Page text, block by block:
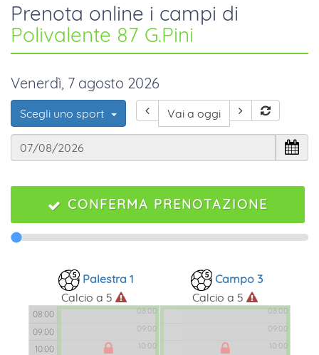
Prenota online i campi di
Polivalente 87 G.Pini
Venerdì, 7 agosto 2026
Scegli uno sport Vai a oggi
CONFERMA PRENOTAZIONE
08:00 08:00
09:00 09:00
10:00 10:00
Palestra 1
Calcio a 5
08:00
09:00
10:00
Campo 3
Calcio a 5